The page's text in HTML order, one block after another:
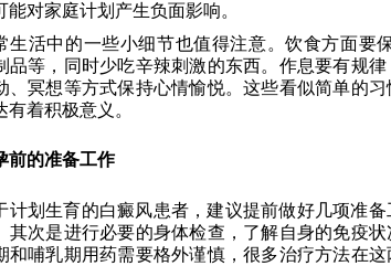
能对家庭计划产生负面影响。
生活中的一些小细节也值得注意。饮食方面要
品等，同时少吃辛辣刺激的东西。作息要有规
、冥想等方式保持心情愉悦。这些看似简单的
有着积极意义。
前的准备工作
计划生育的白癜风患者，建议提前做好几项准
其次是进行必要的身体检查，了解自身的免疫
和哺乳期用药需要格外谨慎，很多治疗方法在